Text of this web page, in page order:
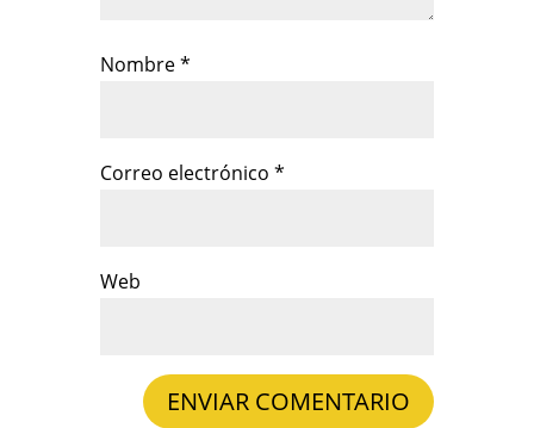
Nombre*
Correo electrónico *
Web